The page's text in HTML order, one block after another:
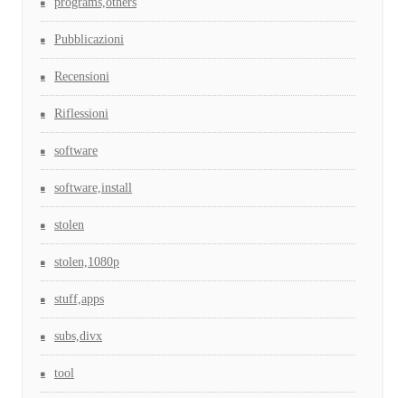
Pubblicazioni
Recensioni
Riflessioni
software
software,install
stolen
stolen,1080p
stuff,apps
subs,divx
tool